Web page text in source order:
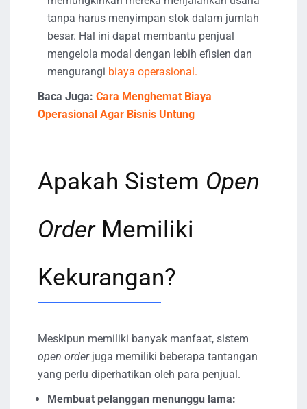
tanpa harus menyimpan stok dalam jumlah
besar. Hal ini dapat membantu penjual
mengelola modal dengan lebih efisien dan
mengurangi biaya operasional.
Baca Juga: Cara Menghemat Biaya
Operasional Agar Bisnis Untung
Apakah Sistem Open
OrderMemiliki
Kekurangan?
Meskipun memiliki banyak manfaat, sistem
open orderjuga memiliki beberapa tantangan
yang perlu diperhatikan oleh para penjual.
Membuat pelanggan menunggu lama: